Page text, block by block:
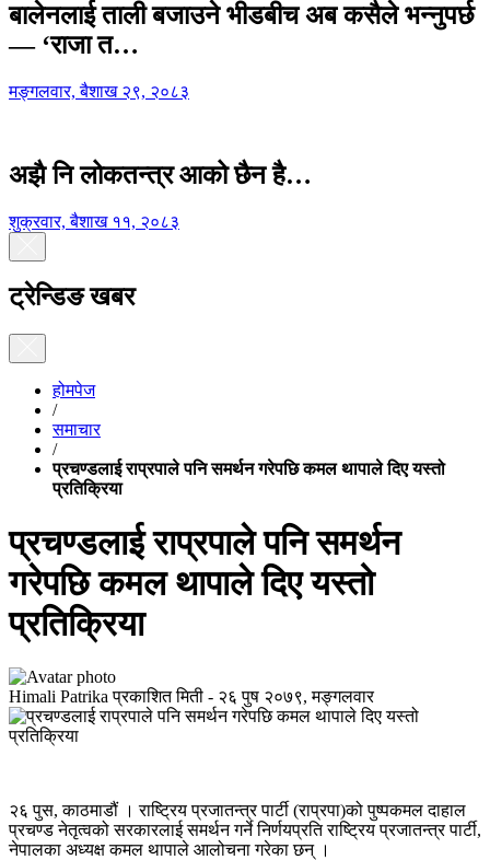
बालेनलाई ताली बजाउने भीडबीच अब कसैले भन्नुपर्छ
— ‘राजा त…
मङ्गलवार, बैशाख २९, २०८३
अझै नि लोकतन्त्र आको छैन है…
शुक्रवार, बैशाख ११, २०८३
ट्रेन्डिङ खबर
होमपेज
/
समाचार
/
प्रचण्डलाई राप्रपाले पनि समर्थन गरेपछि कमल थापाले दिए यस्तो
प्रतिक्रिया
प्रचण्डलाई राप्रपाले पनि समर्थन
गरेपछि कमल थापाले दिए यस्तो
प्रतिक्रिया
Himali Patrika प्रकाशित मिती - २६ पुष २०७९, मङ्गलवार
२६ पुस, काठमाडौं । राष्ट्रिय प्रजातन्त्र पार्टी (राप्रपा)को पुष्पकमल दाहाल
प्रचण्ड नेतृत्वको सरकारलाई समर्थन गर्ने निर्णयप्रति राष्ट्रिय प्रजातन्त्र पार्टी,
नेपालका अध्यक्ष कमल थापाले आलोचना गरेका छन् ।